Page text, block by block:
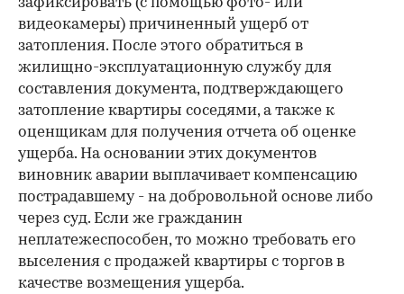
видеокамеры) причиненный ущерб от
затопления. После этого обратиться в
жилищно-эксплуатационную службу для
составления документа, подтверждающего
затопление квартиры соседями, а также к
оценщикам для получения отчета об оценке
ущерба. На основании этих документов
виновник аварии выплачивает компенсацию
пострадавшему - на добровольной основе либо
через суд. Если же гражданин
неплатежеспособен, то можно требовать его
выселения с продажей квартиры с торгов в
качестве возмещения ущерба.